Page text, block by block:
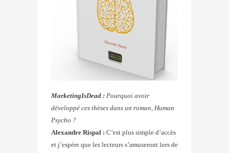
MarketingIsDead : Pourquoi avoir
développé ces thèses dans un roman, Human
Psycho ?
Alexandre Rispal : C’est plus simple d’accès
et j’espère que les lecteurs s’amuseront lors de